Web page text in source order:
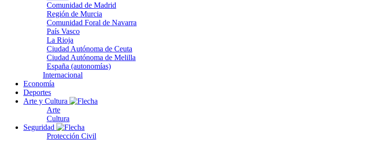
Comunidad de Madrid
Región de Murcia
Comunidad Foral de Navarra
País Vasco
La Rioja
Ciudad Autónoma de Ceuta
Ciudad Autónoma de Melilla
España (autonomías)
Internacional
Economía
Deportes
Arte y Cultura
Arte
Cultura
Seguridad
Protección Civil